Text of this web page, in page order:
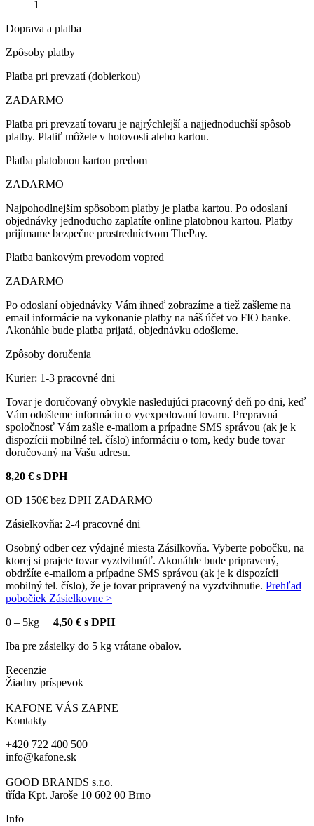
1
Doprava a platba
Zpôsoby platby
Platba pri prevzatí (dobierkou)
ZADARMO
Platba pri prevzatí tovaru je najrýchlejší a najjednoduchší spôsob
platby. Platiť môžete v hotovosti alebo kartou.
Platba platobnou kartou predom
ZADARMO
Najpohodlnejším spôsobom platby je platba kartou. Po odoslaní
objednávky jednoducho zaplatíte online platobnou kartou. Platby
prijímame bezpečne prostredníctvom ThePay.
Platba bankovým prevodom vopred
ZADARMO
Po odoslaní objednávky Vám ihneď zobrazíme a tiež zašleme na
email informácie na vykonanie platby na náš účet vo FIO banke.
Akonáhle bude platba prijatá, objednávku odošleme.
Zpôsoby doručenia
Kurier: 1-3 pracovné dni
Tovar je doručovaný obvykle nasledujúci pracovný deň po dni, keď
Vám odošleme informáciu o vyexpedovaní tovaru. Prepravná
spoločnosť Vám zašle e-mailom a prípadne SMS správou (ak je k
dispozícii mobilné tel. číslo) informáciu o tom, kedy bude tovar
doručovaný na Vašu adresu.
8,20 € s DPH
OD 150€ bez DPH ZADARMO
Zásielkovňa: 2-4 pracovné dni
Osobný odber cez výdajné miesta Zásilkovňa. Vyberte pobočku, na
ktorej si prajete tovar vyzdvihnúť. Akonáhle bude pripravený,
obdržíte e-mailom a prípadne SMS správou (ak je k dispozícii
mobilný tel. číslo), že je tovar pripravený na vyzdvihnutie. Prehľad
pobočiek Zásielkovne >
0 – 5kg 4,50 € s DPH
Iba pre zásielky do 5 kg vrátane obalov.
Recenzie
Žiadny príspevok
KAFONE VÁS ZAPNE
Kontakty
+420 722 400 500
info@kafone.sk
GOOD BRANDS s.r.o.
třída Kpt. Jaroše 10 602 00 Brno
Info